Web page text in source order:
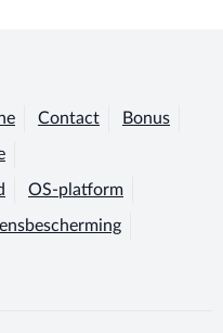
Contact Bonus
OS-platform